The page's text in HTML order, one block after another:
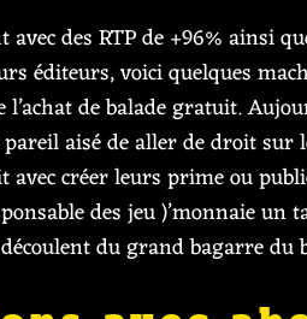
des RTP de +96% ainsi
éditeurs, voici quelques
de balade gratuit.
aisé de aller de droit sur
créer leurs prime ou
des jeu )’monnaie un
du grand bagarre du